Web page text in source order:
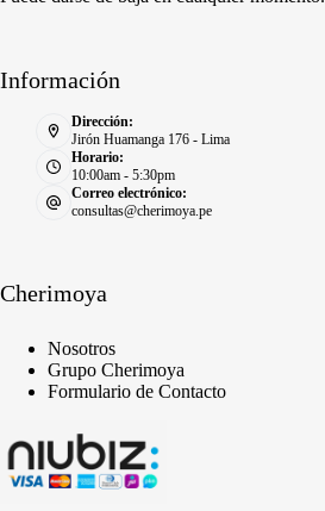
Información
Dirección:
Jirón Huamanga 176 - Lima
Horario:
10:00am - 5:30pm
Correo electrónico:
consultas@cherimoya.pe
Cherimoya
Nosotros
Grupo Cherimoya
Formulario de Contacto